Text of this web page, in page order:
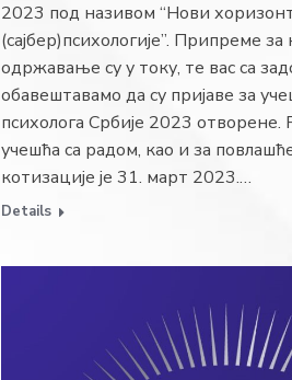
2023 под називом “Нови
(сајбер)психологије”. Припреме
одржавање су у току, те вас са
обавештавамо да су пријаве за
психолога Србије 2023 отворене.
учешћа са радом, као и за
котизације је 31. март 2023.…
Details